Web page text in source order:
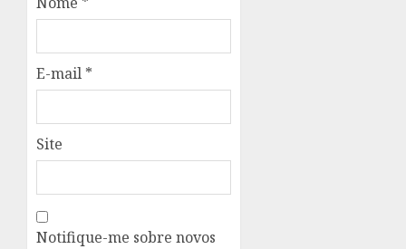
E-mail *
Site
Notifique-me sobre novos